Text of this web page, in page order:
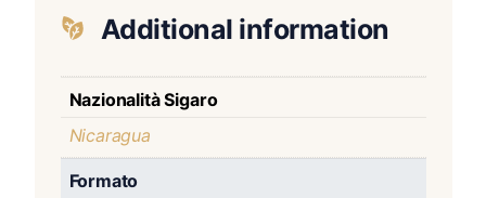
Additional information
Nazionalità Sigaro
Nicaragua
Formato